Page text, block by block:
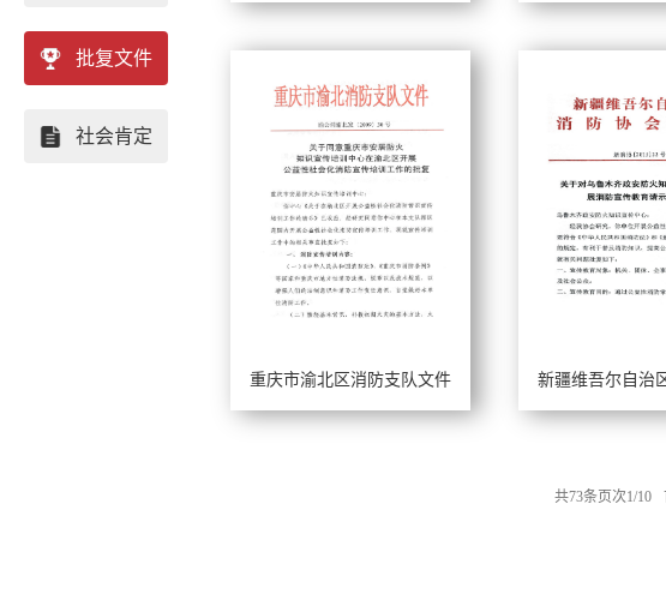
批复文件
社会肯定
工作年限：
擅长风格：
工作年限：
擅长风格：
重庆市渝北区消防支队文件
工作年限：
新疆维吾尔自治
工作年限：
共73条页次1/10